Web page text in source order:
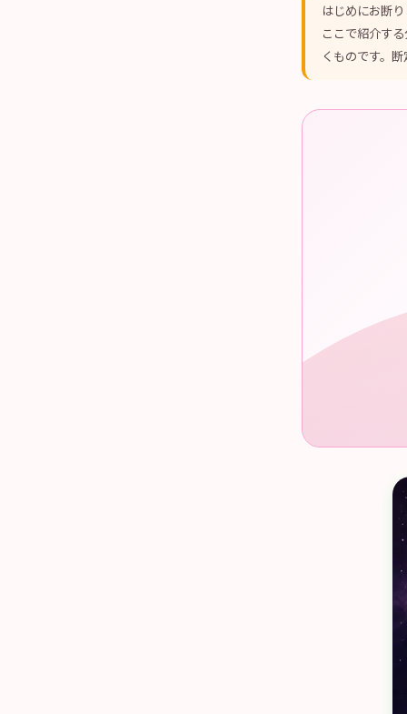
はじめにお断
ここで紹介す
くものです。